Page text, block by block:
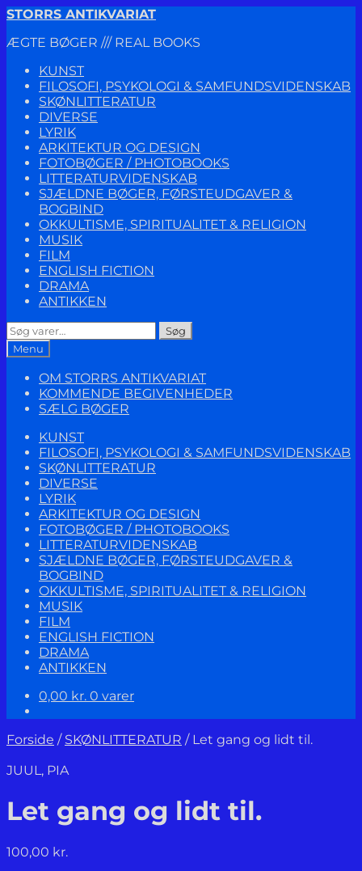
Spring
navigation
Spring
indhold
STORRS ANTIKVARIAT
ÆGTE BØGER /// REAL BOOKS
KUNST
FILOSOFI, PSYKOLOGI & SAMFUNDSVIDENSKAB
SKØNLITTERATUR
DIVERSE
LYRIK
ARKITEKTUR OG DESIGN
FOTOBØGER / PHOTOBOOKS
LITTERATURVIDENSKAB
SJÆLDNE BØGER, FØRSTEUDGAVER &
BOGBIND
OKKULTISME, SPIRITUALITET & RELIGION
MUSIK
FILM
ENGLISH FICTION
DRAMA
ANTIKKEN
Søg
efter:
Søg
Menu
OM STORRS ANTIKVARIAT
KOMMENDE BEGIVENHEDER
SÆLG BØGER
KUNST
FILOSOFI, PSYKOLOGI & SAMFUNDSVIDENSKAB
SKØNLITTERATUR
DIVERSE
LYRIK
ARKITEKTUR OG DESIGN
FOTOBØGER / PHOTOBOOKS
LITTERATURVIDENSKAB
SJÆLDNE BØGER, FØRSTEUDGAVER &
BOGBIND
OKKULTISME, SPIRITUALITET & RELIGION
MUSIK
FILM
ENGLISH FICTION
DRAMA
ANTIKKEN
0,00 kr. 0 varer
Forside / SKØNLITTERATUR / Let gang og lidt til.
JUUL, PIA
Let gang og lidt til.
100,00 kr.